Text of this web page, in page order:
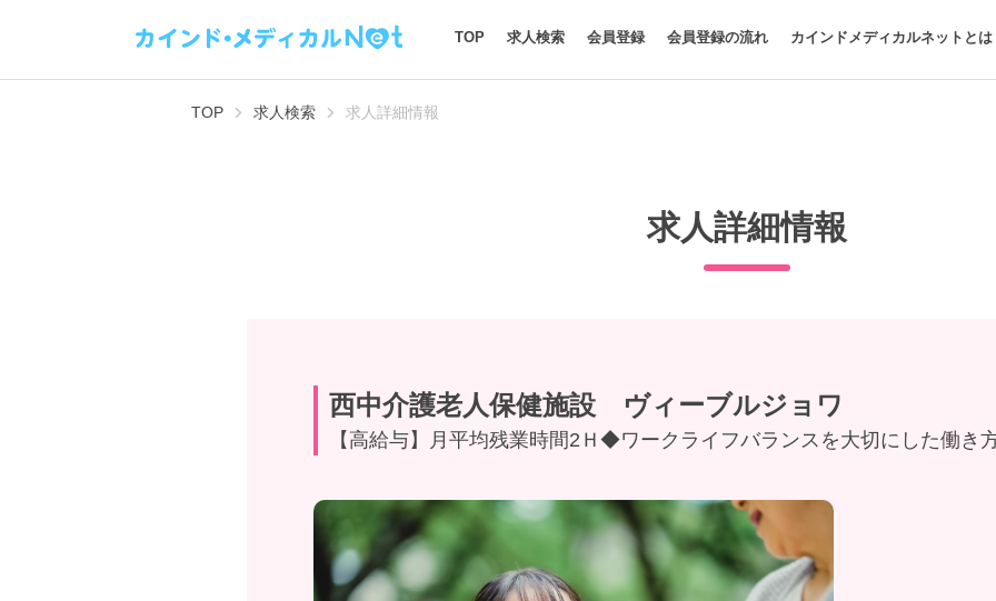
TOP 求人検索 会員登録 会員登録の流れ カインドメディカルネットとは
TOP 求人検索 求人詳細情報
求人詳細情報
西中介護老人保健施設 ヴィーブルジョワ
【高給与】月平均残業時間2Ｈ◆ワークライフバランスを大切にした働き